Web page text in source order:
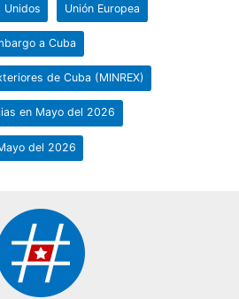
Unidos Unión Europea
a Cuba
de Cuba (MINREX)
en Mayo del 2026
del 2026